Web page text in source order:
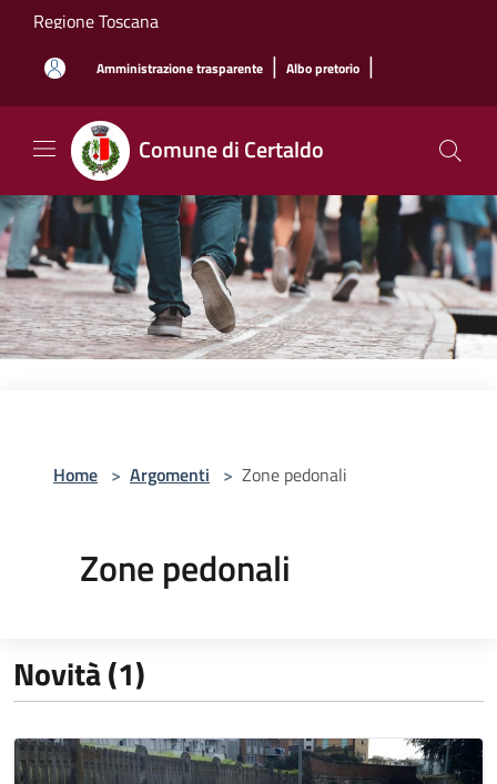
Salta al contenuto principale
Regione Toscana
Amministrazione trasparente | Albo pretorio |
Comune di Certaldo
Home > Argomenti > Zone pedonali
Zone pedonali
Novità (1)